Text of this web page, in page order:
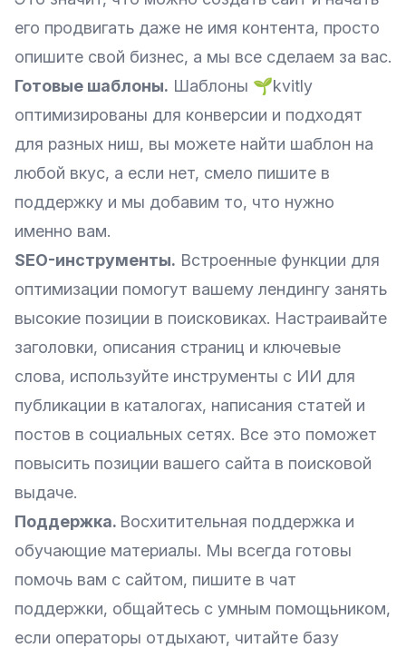
его продвигать даже не имя контента, просто
опишите свой бизнес, а мы все сделаем за вас.
Готовые шаблоны. Шаблоны 🌱kvitly
оптимизированы для конверсии и подходят
для разных ниш, вы можете найти шаблон на
любой вкус, а если нет, смело пишите в
поддержку и мы добавим то, что нужно
именно вам.
SEO-инструменты. Встроенные функции для
оптимизации помогут вашему лендингу занять
высокие позиции в поисковиках. Настраивайте
заголовки, описания страниц и ключевые
слова, используйте инструменты с ИИ для
публикации в каталогах, написания статей и
постов в социальных сетях. Все это поможет
повысить позиции вашего сайта в поисковой
выдаче.
Поддержка. Восхитительная поддержка и
обучающие материалы. Мы всегда готовы
помочь вам с сайтом, пишите в чат
поддержки, общайтесь с умным помощьником,
если операторы отдыхают, читайте базу